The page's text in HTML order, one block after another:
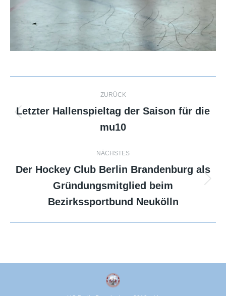
Kommentarnavigation
ZURÜCK
Vorheriger
Beitrag:
Letzter Hallenspieltag der Saison für die
mu10
NÄCHSTES
Nächster
Beitrag:
Der Hockey Club Berlin Brandenburg als
Gründungsmitglied beim
Bezirkssportbund Neukölln